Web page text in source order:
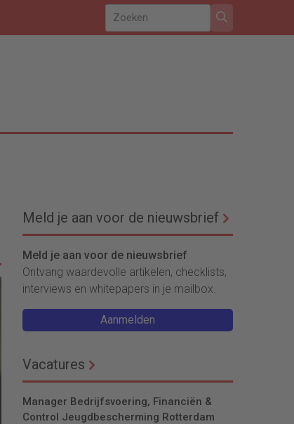
Meld je aan voor de nieuwsbrief
Meld je aan voor de nieuwsbrief
Ontvang waardevolle artikelen, checklists,
interviews en whitepapers in je mailbox.
Aanmelden
Vacatures
Manager Bedrijfsvoering, Financiën &
Control Jeugdbescherming Rotterdam